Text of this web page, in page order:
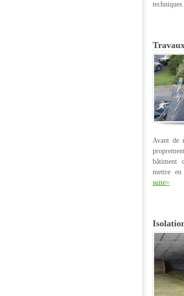
techniques
Avant de
bâtiment
mettre
suite>